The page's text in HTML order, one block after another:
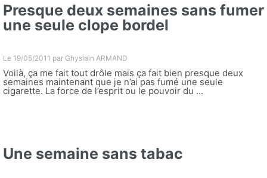
Presque deux semaines sans fumer
une seule clope bordel
Le 19/05/2011 par Ghyslain ARMAND
Voilà, ça me fait tout drôle mais ça fait bien presque deux
semaines maintenant que je n’ai pas fumé une seule
cigarette. La force de l’esprit ou le pouvoir du ...
Une semaine sans tabac